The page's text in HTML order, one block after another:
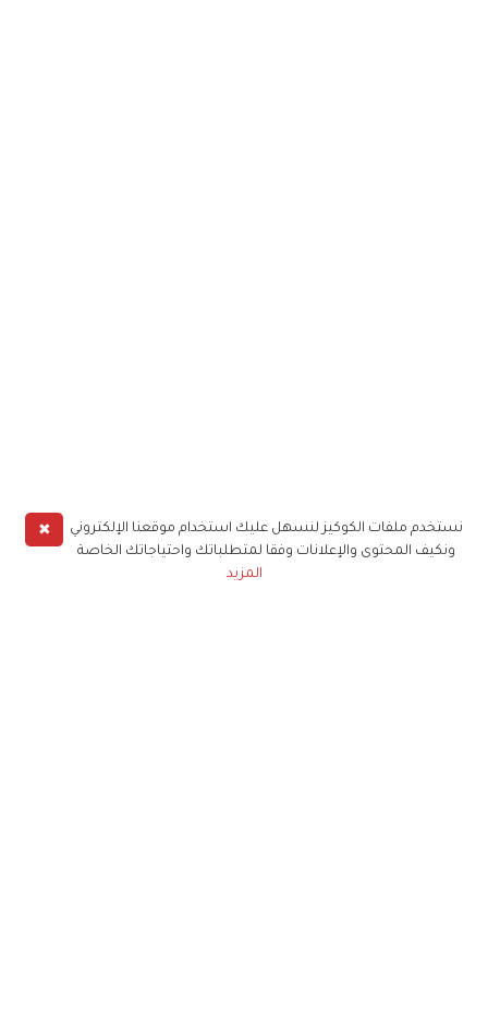
✖
نستخدم ملفات الكوكيز لنسهل عليك استخدام موقعنا الإلكتروني
ونكيف المحتوى والإعلانات وفقا لمتطلباتك واحتياجاتك الخاصة
المزيد